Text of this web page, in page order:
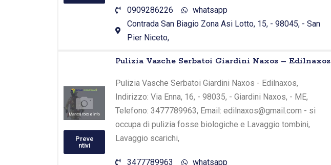
0909286226
whatsapp
Contrada San Biagio Zona Asi Lotto, 15, - 98045, - San
Pier Niceto,
Preve
ntivi
Pulizia Vasche Serbatoi Giardini Naxos – Edilnaxos
Pulizia Vasche Serbatoi Giardini Naxos - Edilnaxos,
Indirizzo: Via Enna, 16, - 98035, - Giardini Naxos, - ME,
Telefono: 3477789963, Email: edilnaxos@gmail.com - si
occupa di pulizia fosse biologiche e Lavaggio tombini,
Lavaggio scarichi,
3477789963 whatsapp